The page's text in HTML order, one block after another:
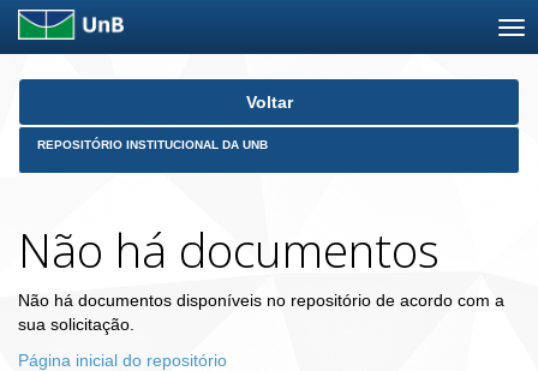
Skip
Voltar
REPOSITÓRIO INSTITUCIONAL DA UNB
Não há documentos
Não há documentos disponíveis no repositório de acordo com a
sua solicitação.
Página inicial do repositório